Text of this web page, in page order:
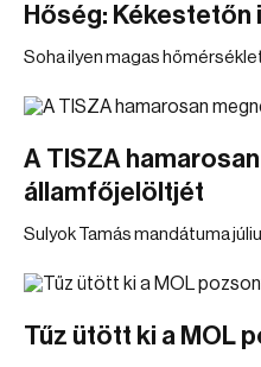
Hőség:
Soha ilyen magas
A TISZA
államfőjelöltjét
Sulyok Tamás mandátuma
Tűz ütött ki a MOL